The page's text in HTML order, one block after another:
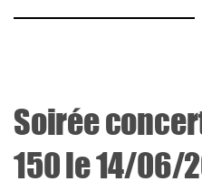
Soirée
150 le 14/06/